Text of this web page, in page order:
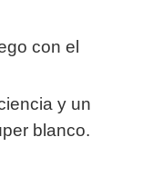
con el
y un
blanco.